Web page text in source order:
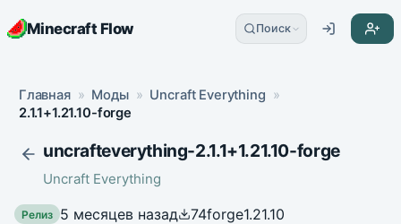
Minecraft Flow Поиск
Главная » Моды » Uncraft Everything »
2.1.1+1.21.10-forge
uncrafteverything-2.1.1+1.21.10-forge
Uncraft Everything
Релиз 5 месяцев назад 74forge1.21.10